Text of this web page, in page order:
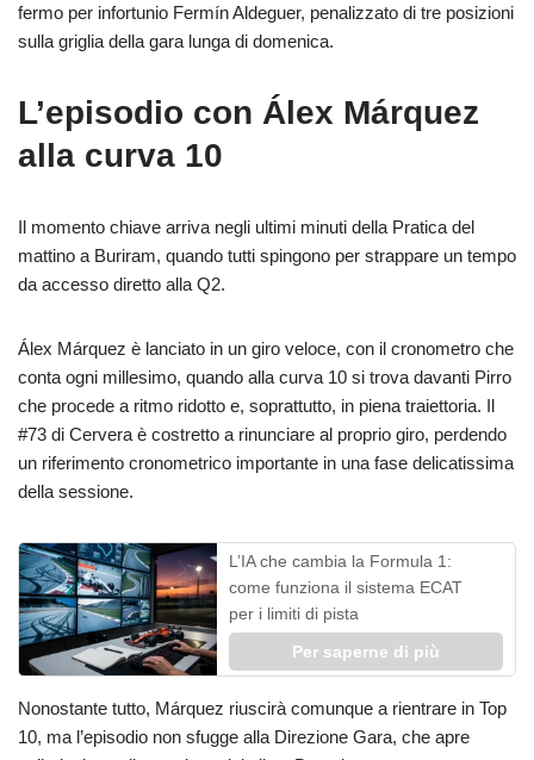
fermo per infortunio Fermín Aldeguer, penalizzato di tre posizioni
sulla griglia della gara lunga di domenica.
L’episodio con Álex Márquez
alla curva 10
Il momento chiave arriva negli ultimi minuti della Pratica del
mattino a Buriram, quando tutti spingono per strappare un tempo
da accesso diretto alla Q2.
Álex Márquez è lanciato in un giro veloce, con il cronometro che
conta ogni millesimo, quando alla curva 10 si trova davanti Pirro
che procede a ritmo ridotto e, soprattutto, in piena traiettoria. Il
#73 di Cervera è costretto a rinunciare al proprio giro, perdendo
un riferimento cronometrico importante in una fase delicatissima
della sessione.
L’IA che cambia la Formula 1:
come funziona il sistema ECAT
per i limiti di pista
Per saperne di più
Nonostante tutto, Márquez riuscirà comunque a rientrare in Top
10, ma l’episodio non sfugge alla Direzione Gara, che apre